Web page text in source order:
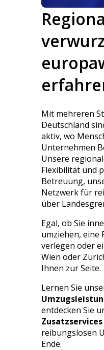
Mit mehreren
Deutschland
aktiv, wo
Unternehmen
Unsere
Flexibilität und
Betreuung,
Netzwerk für
über
Egal, ob Sie
umziehen, eine
verlegen oder
Wien oder
Ihnen zur Seite.
Lernen Sie
entdecken Sie
Zusatzservices
reibungslosen
Ende.